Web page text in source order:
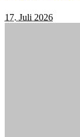
17. Juli 2026